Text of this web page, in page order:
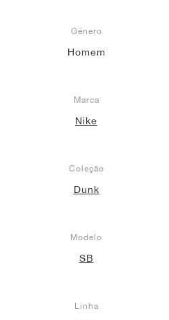
Gênero
Homem
Marca
Nike
Coleção
Dunk
Modelo
SB
Linha